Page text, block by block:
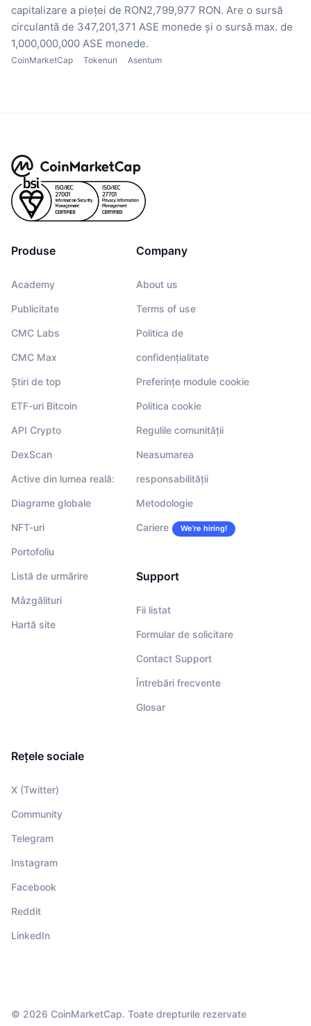
capitalizare a pieței de RON2,799,977 RON. Are o sursă
circulantă de 347,201,371 ASE monede și o sursă max. de
1,000,000,000 ASE monede.
CoinMarketCap Tokenuri Asentum
Produse
Academy
Publicitate
CMC Labs
CMC Max
Știri de top
ETF-uri Bitcoin
API Crypto
DexScan
Active din lumea reală:
Diagrame globale
NFT-uri
Portofoliu
Listă de urmărire
Mâzgălituri
Hartă site
Company
About us
Terms of use
Politica de
confidențialitate
Preferințe module cookie
Politica cookie
Regulile comunității
Neasumarea
responsabilității
Metodologie
Cariere We’re hiring!
Support
Fii listat
Formular de solicitare
Contact Support
Întrebări frecvente
Glosar
Rețele sociale
X (Twitter)
Community
Telegram
Instagram
Facebook
Reddit
LinkedIn
© 2026 CoinMarketCap. Toate drepturile rezervate